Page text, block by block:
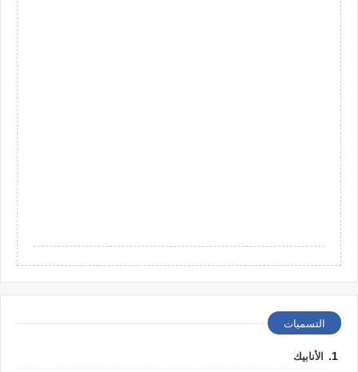
التسميات
الأنابيك